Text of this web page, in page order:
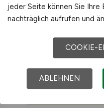
Altes Land
Holsteinische
Magdeburger
jeder Seite können Sie
nachträglich aufrufen und
COOKIE-
ABLEHNEN